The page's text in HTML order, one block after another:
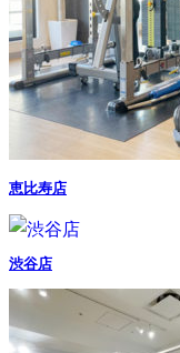
恵比寿店
渋谷店